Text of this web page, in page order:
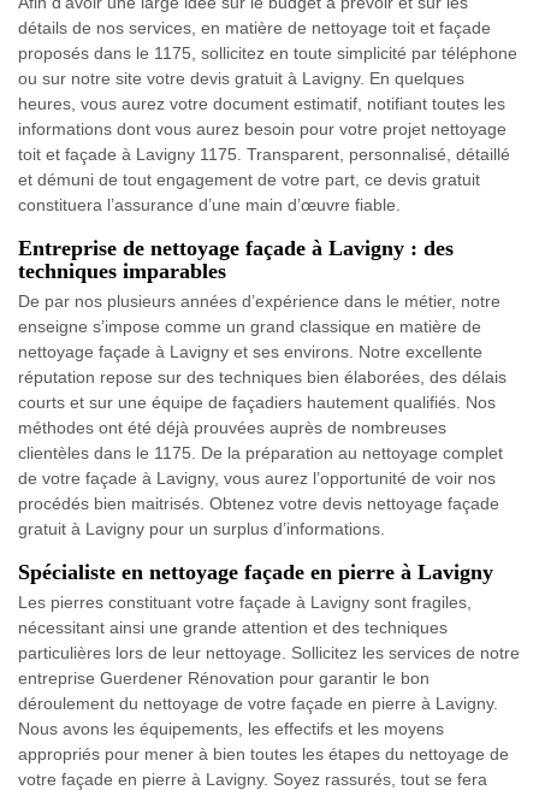
détails de nos services, en matière de nettoyage toit et façade
proposés dans le 1175, sollicitez en toute simplicité par téléphone
ou sur notre site votre devis gratuit à Lavigny. En quelques
heures, vous aurez votre document estimatif, notifiant toutes les
informations dont vous aurez besoin pour votre projet nettoyage
toit et façade à Lavigny 1175. Transparent, personnalisé, détaillé
et démuni de tout engagement de votre part, ce devis gratuit
constituera l’assurance d’une main d’œuvre fiable.
Entreprise de nettoyage façade à Lavigny : des
techniques imparables
De par nos plusieurs années d’expérience dans le métier, notre
enseigne s’impose comme un grand classique en matière de
nettoyage façade à Lavigny et ses environs. Notre excellente
réputation repose sur des techniques bien élaborées, des délais
courts et sur une équipe de façadiers hautement qualifiés. Nos
méthodes ont été déjà prouvées auprès de nombreuses
clientèles dans le 1175. De la préparation au nettoyage complet
de votre façade à Lavigny, vous aurez l’opportunité de voir nos
procédés bien maitrisés. Obtenez votre devis nettoyage façade
gratuit à Lavigny pour un surplus d’informations.
Spécialiste en nettoyage façade en pierre à Lavigny
Les pierres constituant votre façade à Lavigny sont fragiles,
nécessitant ainsi une grande attention et des techniques
particulières lors de leur nettoyage. Sollicitez les services de notre
entreprise Guerdener Rénovation pour garantir le bon
déroulement du nettoyage de votre façade en pierre à Lavigny.
Nous avons les équipements, les effectifs et les moyens
appropriés pour mener à bien toutes les étapes du nettoyage de
votre façade en pierre à Lavigny. Soyez rassurés, tout se fera